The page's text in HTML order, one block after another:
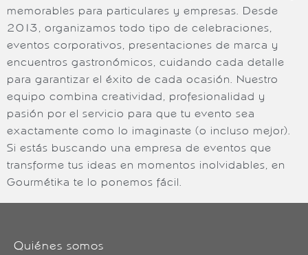
memorables para particulares y empresas. Desde
2013, organizamos todo tipo de celebraciones,
eventos corporativos, presentaciones de marca y
encuentros gastronómicos, cuidando cada detalle
para garantizar el éxito de cada ocasión. Nuestro
equipo combina creatividad, profesionalidad y
pasión por el servicio para que tu evento sea
exactamente como lo imaginaste (o incluso mejor).
Si estás buscando una empresa de eventos que
transforme tus ideas en momentos inolvidables, en
Gourmétika te lo ponemos fácil.
Quiénes somos